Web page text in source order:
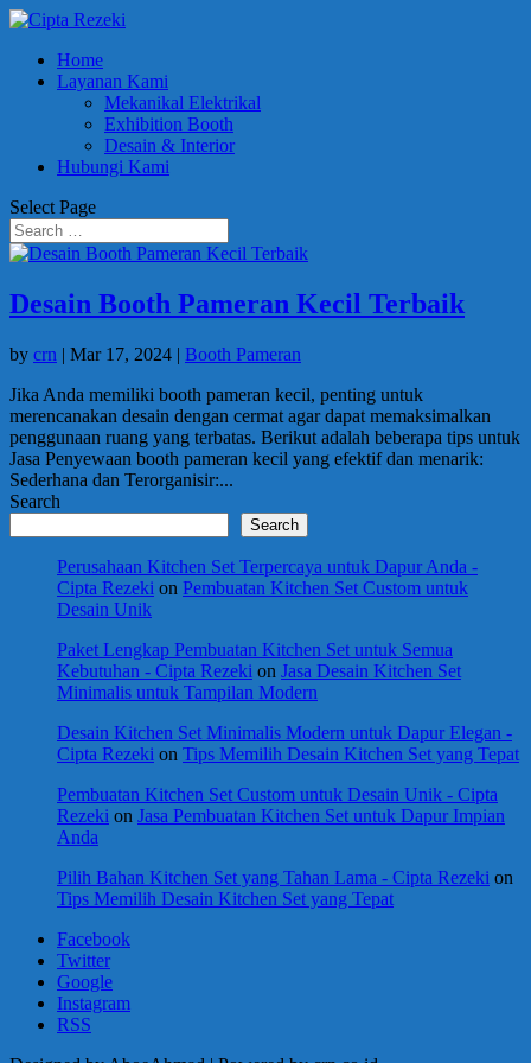
Home
Layanan Kami
Mekanikal Elektrikal
Exhibition Booth
Desain & Interior
Hubungi Kami
Select Page
Desain Booth Pameran Kecil Terbaik
by crn | Mar 17, 2024 | Booth Pameran
Jika Anda memiliki booth pameran kecil, penting untuk
merencanakan desain dengan cermat agar dapat memaksimalkan
penggunaan ruang yang terbatas. Berikut adalah beberapa tips untuk
Jasa Penyewaan booth pameran kecil yang efektif dan menarik:
Sederhana dan Terorganisir:...
Search
Search
Perusahaan Kitchen Set Terpercaya untuk Dapur Anda -
Cipta Rezeki on Pembuatan Kitchen Set Custom untuk
Desain Unik
Paket Lengkap Pembuatan Kitchen Set untuk Semua
Kebutuhan - Cipta Rezeki on Jasa Desain Kitchen Set
Minimalis untuk Tampilan Modern
Desain Kitchen Set Minimalis Modern untuk Dapur Elegan -
Cipta Rezeki on Tips Memilih Desain Kitchen Set yang Tepat
Pembuatan Kitchen Set Custom untuk Desain Unik - Cipta
Rezeki on Jasa Pembuatan Kitchen Set untuk Dapur Impian
Anda
Pilih Bahan Kitchen Set yang Tahan Lama - Cipta Rezeki on
Tips Memilih Desain Kitchen Set yang Tepat
Facebook
Twitter
Google
Instagram
RSS